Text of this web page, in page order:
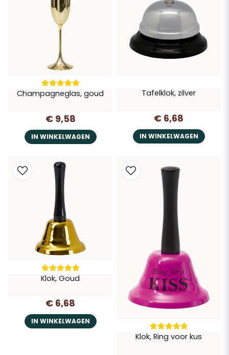
Champagneglas, goud
€ 9,58
IN WINKELWAGEN
Tafelklok, zilver
€ 6,68
IN WINKELWAGEN
Klok, Goud
€ 6,68
IN WINKELWAGEN
Klok, Ring voor kus